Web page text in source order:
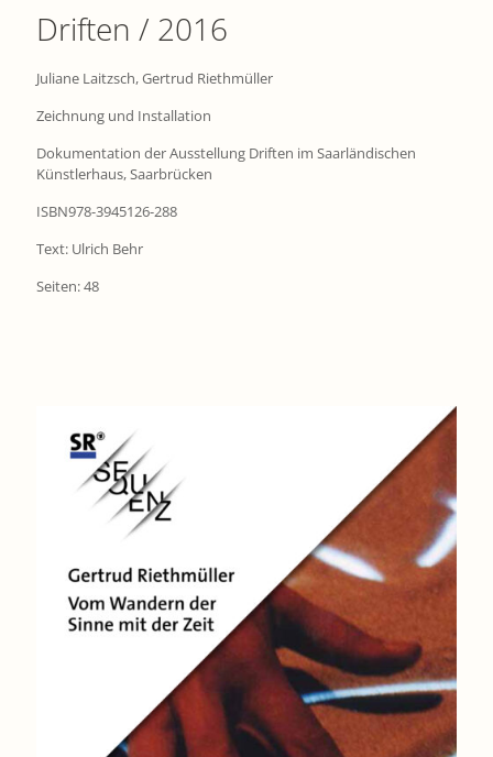
Driften / 2016
Juliane Laitzsch, Gertrud Riethmüller
Zeichnung und Installation
Dokumentation der Ausstellung Driften im Saarländischen
Künstlerhaus, Saarbrücken
ISBN978-3945126-288
Text: Ulrich Behr
Seiten: 48